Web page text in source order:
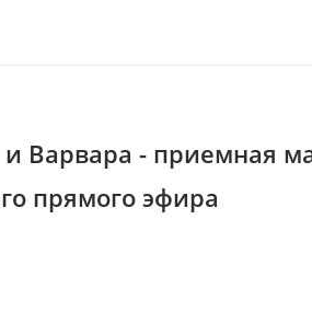
Варвара - приемная
прямого эфира